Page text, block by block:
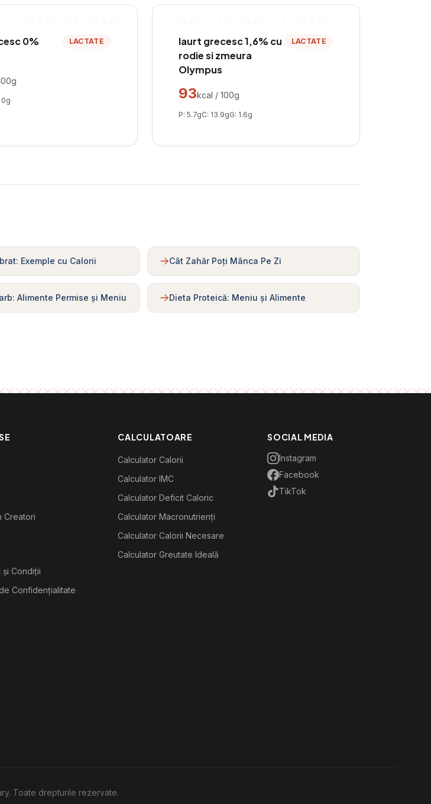
0%
LACTATE
0g
Iaurt grecesc 1,6% cu
rodie si zmeura
Olympus
LACTATE
93kcal / 100g
P: 5.7gC: 13.9gG: 1.6g
Exemple cu Calorii Cât Zahăr Poți Mânca Pe Zi
Alimente Permise și Meniu Dieta Proteică: Meniu și Alimente
Creatori
și Condiții
Confidențialitate
CALCULATOARE
Calculator Calorii
Calculator IMC
Calculator Deficit Caloric
Calculator Macronutrienți
Calculator Calorii Necesare
Calculator Greutate Ideală
SOCIAL MEDIA
Instagram
Facebook
TikTok
Toate drepturile rezervate.